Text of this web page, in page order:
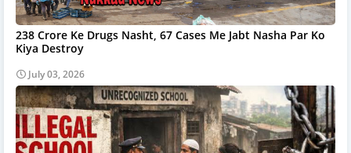
238 Crore Ke Drugs Nasht, 67 Cases Me Jabt Nasha Par Ko
Kiya Destroy
July 03, 2026